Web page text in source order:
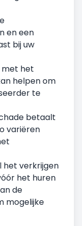
en een
bij uw
het
helpen om
te
betaalt
variëren
het verkrijgen
het huren
de
mogelijke